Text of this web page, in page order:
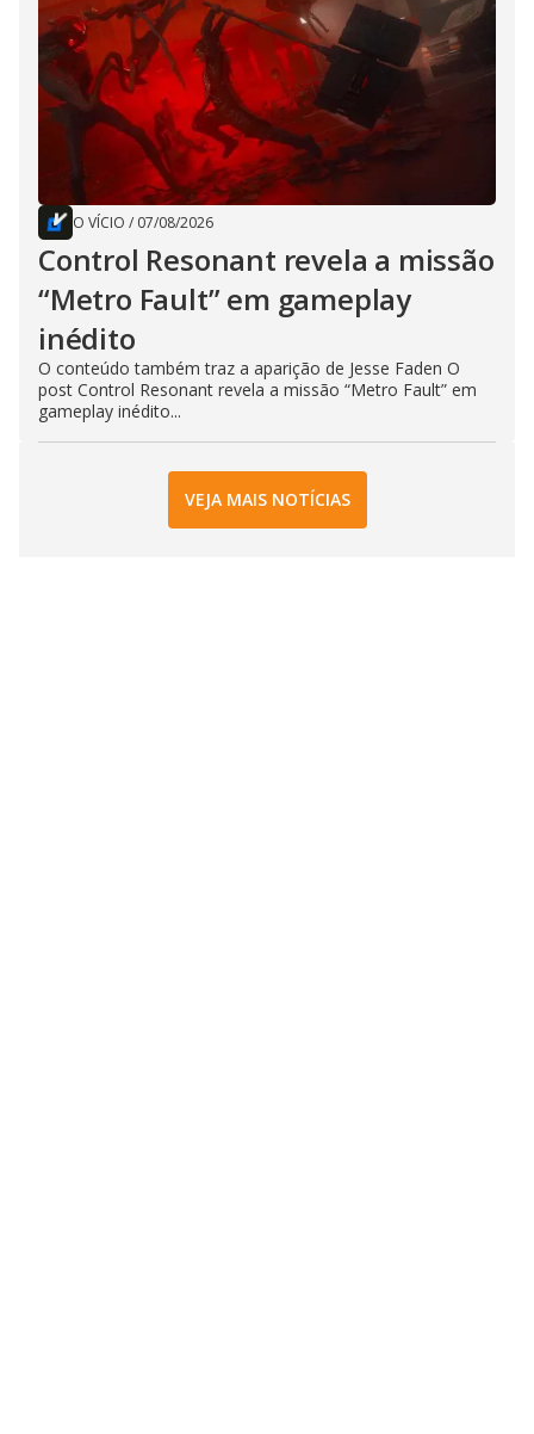
O VÍCIO / 07/08/2026
Control Resonant revela a missão
“Metro Fault” em gameplay
inédito
O conteúdo também traz a aparição de Jesse Faden O
post Control Resonant revela a missão “Metro Fault” em
gameplay inédito...
VEJA MAIS NOTÍCIAS